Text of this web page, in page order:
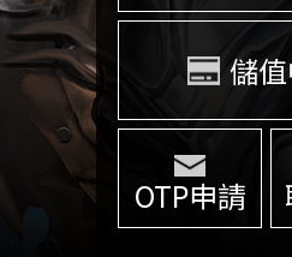
儲
OTP申請